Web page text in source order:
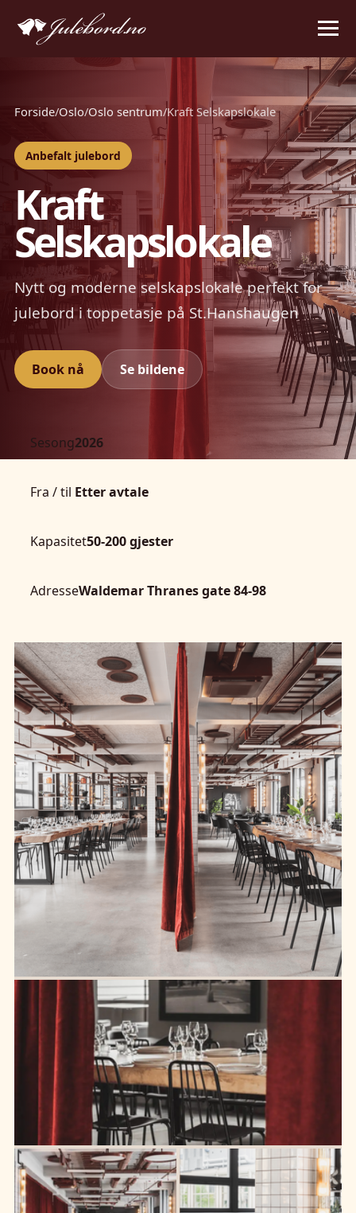
Forside/Oslo/Oslo sentrum/Kraft Selskapslokale
Anbefalt julebord
Kraft
Selskapslokale
Nytt og moderne selskapslokale perfekt for
julebord i toppetasje på St.Hanshaugen
Book nå Se bildene
Sesong2026
Fra / til Etter avtale
Kapasitet50-200 gjester
AdresseWaldemar Thranes gate 84-98